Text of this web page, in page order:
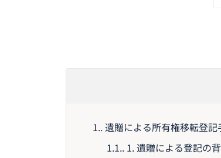
1. 遺贈による所有権移転登
1.1. 1. 遺贈による登記の